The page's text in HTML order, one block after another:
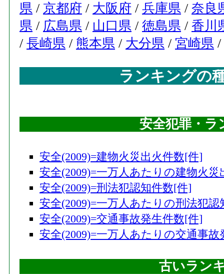
県 / 京都府 / 大阪府 / 兵庫県 / 奈良
県 / 広島県 / 山口県 / 徳島県 / 香川
/ 長崎県 / 熊本県 / 大分県 / 宮崎県 /
ランキングの
安全犯罪・ラ
安全(2009)=建物火災出火件数[件]
安全(2009)=一万人あたりの建物火災
安全(2009)=刑法犯認知件数[件]
安全(2009)=一万人あたりの刑法犯認
安全(2009)=交通事故発生件数[件]
安全(2009)=一万人あたりの交通事故
古いラン